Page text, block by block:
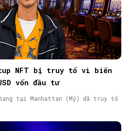
NFT bị truy tố vì biển
vốn đầu tư
tại Manhattan (Mỹ) đã truy tố